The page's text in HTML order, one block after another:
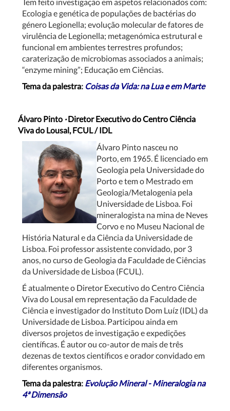
Ecologia e genética de populações de bactérias do
género Legionella; evolução molecular de fatores de
virulência de Legionella; metagenómica estrutural e
funcional em ambientes terrestres profundos;
caraterização de microbiomas associados a animais;
“enzyme mining”; Educação em Ciências.
Tema da palestra: Coisas da Vida: na Lua e em Marte
Álvaro Pinto ·Diretor Executivo do Centro Ciência
Viva do Lousal, FCUL / IDL
Álvaro Pinto nasceu no
Porto, em 1965. É licenciado em
Geologia pela Universidade do
Porto e tem o Mestrado em
Geologia/Metalogenia pela
Universidade de Lisboa. Foi
mineralogista na mina de Neves
Corvo e no Museu Nacional de
História Natural e da Ciência da Universidade de
Lisboa. Foi professor assistente convidado, por 3
anos, no curso de Geologia da Faculdade de Ciências
da Universidade de Lisboa (FCUL).
É atualmente o Diretor Executivo do Centro Ciência
Viva do Lousal em representação da Faculdade de
Ciência e investigador do Instituto Dom Luíz (IDL) da
Universidade de Lisboa. Participou ainda em
diversos projetos de investigação e expedições
científicas. É autor ou co-autor de mais de três
dezenas de textos científicos e orador convidado em
diferentes organismos.
Tema da palestra: Evolução Mineral - Mineralogia na
4ª Dimensão